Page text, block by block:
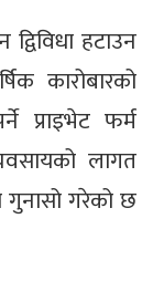
हटाउन
कारोबारको
प्राइभेट फर्म
लागत
गुनासो गरेको छ